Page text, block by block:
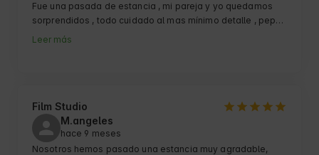
Fue una pasada de estancia , mi pareja y yo quedamos
sorprendidos , todo cuidado al mas mínimo detalle , pepe
super amable , din ninguna duda volveremos a repetir .
Leer más
Film Studio
M.angeles
hace 9 meses
Nosotros hemos pasado una estancia muy agradable,